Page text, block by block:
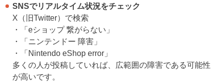
SNSでリアルタイム状況をチェック
X（旧Twitter）で検索
・「eショップ 繋がらない」
・「ニンテンドー 障害」
・「Nintendo eShop error」
多くの人が投稿していれば、広範囲の障害である可能性
が高いです。